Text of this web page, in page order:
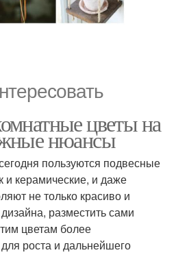
цветы на
нюансы
пользуются подвесные
и керамические, и даже
не только красиво и
разместить сами
цветам более
роста и дальнейшего